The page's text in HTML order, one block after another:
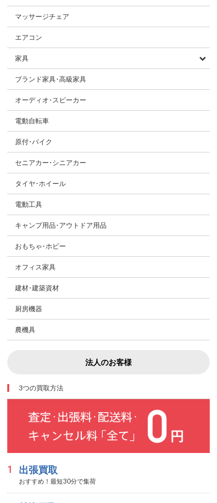
マッサージチェア
エアコン
家具
ブランド家具･高級家具
オーディオ･スピーカー
電動自転車
原付･バイク
セニアカー･シニアカー
タイヤ･ホイール
電動工具
キャンプ用品･アウトドア用品
おもちゃ･ホビー
オフィス家具
建材･建築資材
厨房機器
農機具
法人のお客様
3つの買取方法
1 出張買取
おすすめ！最短30分で集荷